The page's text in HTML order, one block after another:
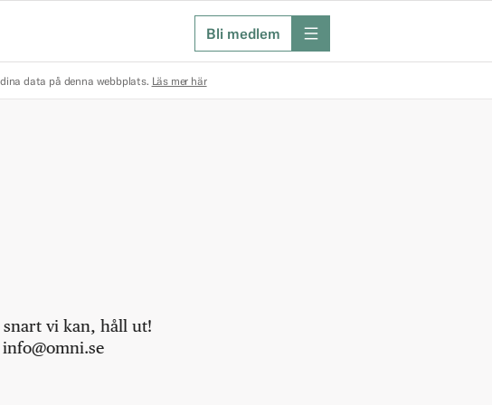
Bli medlem meny
data på denna webbplats. Läs mer här
vi kan, håll ut!